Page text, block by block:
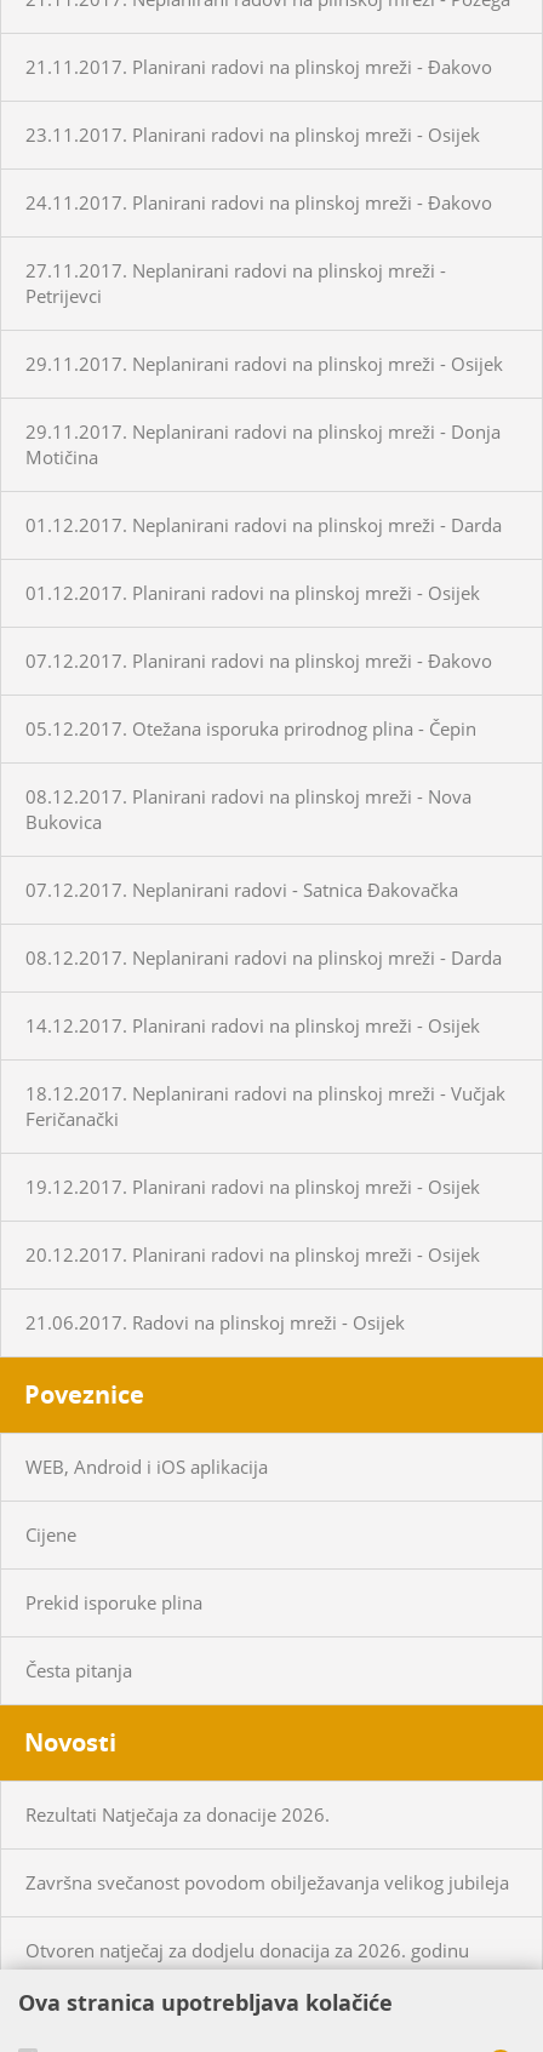
21.11.2017. Planirani radovi na plinskoj mreži - Đakovo
23.11.2017. Planirani radovi na plinskoj mreži - Osijek
24.11.2017. Planirani radovi na plinskoj mreži - Đakovo
27.11.2017. Neplanirani radovi na plinskoj mreži -
Petrijevci
29.11.2017. Neplanirani radovi na plinskoj mreži - Osijek
29.11.2017. Neplanirani radovi na plinskoj mreži - Donja
Motičina
01.12.2017. Neplanirani radovi na plinskoj mreži - Darda
01.12.2017. Planirani radovi na plinskoj mreži - Osijek
07.12.2017. Planirani radovi na plinskoj mreži - Đakovo
05.12.2017. Otežana isporuka prirodnog plina - Čepin
08.12.2017. Planirani radovi na plinskoj mreži - Nova
Bukovica
07.12.2017. Neplanirani radovi - Satnica Đakovačka
08.12.2017. Neplanirani radovi na plinskoj mreži - Darda
14.12.2017. Planirani radovi na plinskoj mreži - Osijek
18.12.2017. Neplanirani radovi na plinskoj mreži - Vučjak
Feričanački
19.12.2017. Planirani radovi na plinskoj mreži - Osijek
20.12.2017. Planirani radovi na plinskoj mreži - Osijek
21.06.2017. Radovi na plinskoj mreži - Osijek
Poveznice
WEB, Android i iOS aplikacija
Cijene
Prekid isporuke plina
Česta pitanja
Novosti
Rezultati Natječaja za donacije 2026.
Završna svečanost povodom obilježavanja velikog jubileja
Otvoren natječaj za dodjelu donacija za 2026. godinu
KUPCI
Ova stranica upotrebljava kolačiće